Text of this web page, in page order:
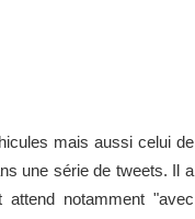
mais aussi celui de
une série de tweets. Il a
notamment "avec